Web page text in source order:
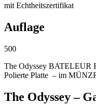
mit Echtheitszertifikat
Auflage
500
The Odyssey BATELEUR
Polierte Platte – im
The Odyssey –